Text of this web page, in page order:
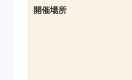
開催場所